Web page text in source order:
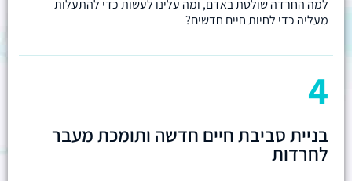
למה החרדה שולטת באדם, ומה עלינו לעשות כדי להתעלות
מעליה כדי לחיות חיים חדשים?
4
בניית סביבת חיים חדשה ותומכת מעבר
לחרדות